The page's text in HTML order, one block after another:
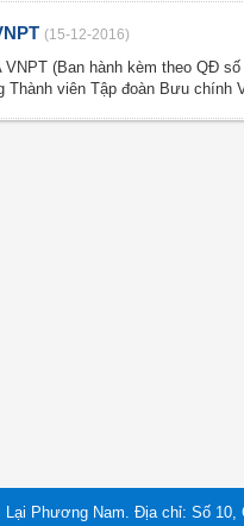
(15-12-2016)
VNPT (Ban hành kèm theo QĐ
Thành viên Tập đoàn Bưu chính
Phương Nam. Địa chỉ: Số 10,